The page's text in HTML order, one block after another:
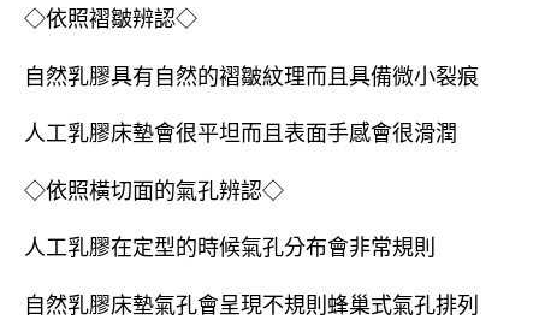
◇依照褶皺辨認◇
自然乳膠具有自然的褶皺紋理而且具備微小裂痕
人工乳膠床墊會很平坦而且表面手感會很滑潤
◇依照橫切面的氣孔辨認◇
人工乳膠在定型的時候氣孔分布會非常規則
自然乳膠床墊氣孔會呈現不規則蜂巢式氣孔排列